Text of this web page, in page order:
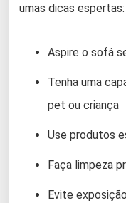
umas dicas espertas:
Aspire o sofá
Tenha uma
pet ou criança
Use produtos
Faça limpeza
Evite